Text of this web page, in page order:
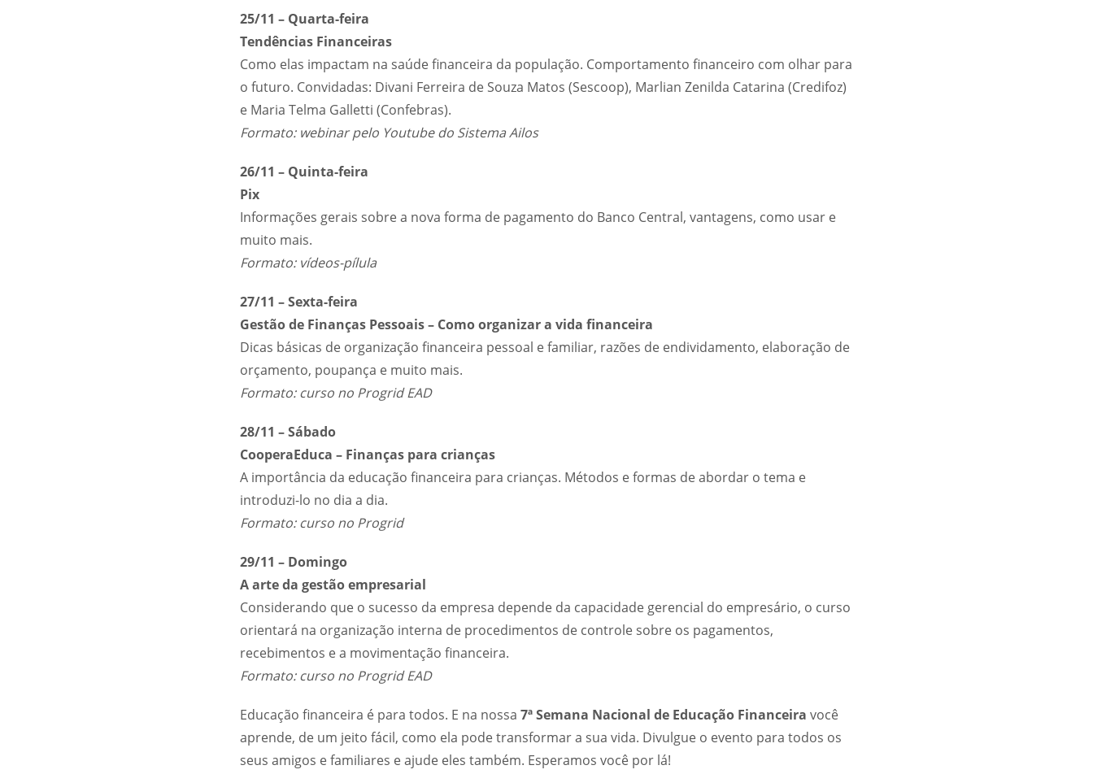
25/11 – Quarta-feira
Tendências Financeiras
Como elas impactam na saúde financeira da população. Comportamento financeiro com olhar para
o futuro. Convidadas: Divani Ferreira de Souza Matos (Sescoop), Marlian Zenilda Catarina (Credifoz)
e Maria Telma Galletti (Confebras).
Formato: webinar pelo Youtube do Sistema Ailos
26/11 – Quinta-feira
Pix
Informações gerais sobre a nova forma de pagamento do Banco Central, vantagens, como usar e
muito mais.
Formato: vídeos-pílula
27/11 – Sexta-feira
Gestão de Finanças Pessoais – Como organizar a vida financeira
Dicas básicas de organização financeira pessoal e familiar, razões de endividamento, elaboração de
orçamento, poupança e muito mais.
Formato: curso no Progrid EAD
28/11 – Sábado
CooperaEduca – Finanças para crianças
A importância da educação financeira para crianças. Métodos e formas de abordar o tema e
introduzi-lo no dia a dia.
Formato: curso no Progrid
29/11 – Domingo
A arte da gestão empresarial
Considerando que o sucesso da empresa depende da capacidade gerencial do empresário, o curso
orientará na organização interna de procedimentos de controle sobre os pagamentos,
recebimentos e a movimentação financeira.
Formato: curso no Progrid EAD
Educação financeira é para todos. E na nossa 7ª Semana Nacional de Educação Financeira você
aprende, de um jeito fácil, como ela pode transformar a sua vida. Divulgue o evento para todos os
seus amigos e familiares e ajude eles também. Esperamos você por lá!